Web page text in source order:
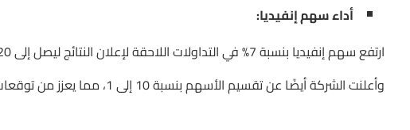
أداء سهم إنفيديا:
ارتفع سهم إنفيديا بنسبة 7% في التداولات اللاحقة لإعلان النتائج ليصل إلى 1012.20$ .
وأعلنت الشركة أيضًا عن تقسيم الأسهم بنسبة 10 إلى 1، مما يعزز من توقعات ارتفاع السهم إلى مستويات جديدة في الأيام القادمة.